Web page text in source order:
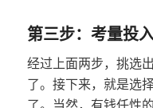
第三步：考量投
经过上面两步，挑选
了。接下来，就是选